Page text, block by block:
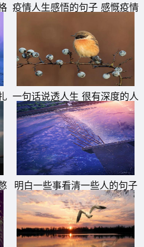
，生活不容易。
，成为别人的新郎，我闭口不
，我穿上婚纱，成为别人的新
梦想。
至是痛苦难耐之时，也该如孩
。
风，倾慕不已：哇!坐椅都是
!邻座的女孩大喝一声：住手!
疫情人生感悟的句子 感慨疫情
一句话说透人生 很有深度的人
生短句
明白一些事看清一些人的句子